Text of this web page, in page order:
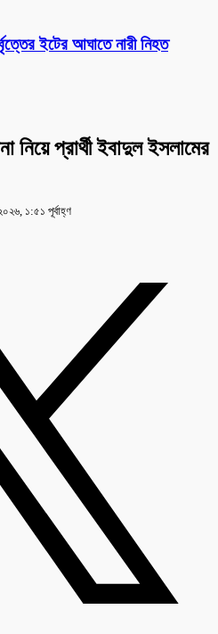
ইটের আঘাতে নারী নিহত
নিয়ে প্রার্থী ইবাদুল ইসলামের
১:৫১ পূর্বাহ্ণ